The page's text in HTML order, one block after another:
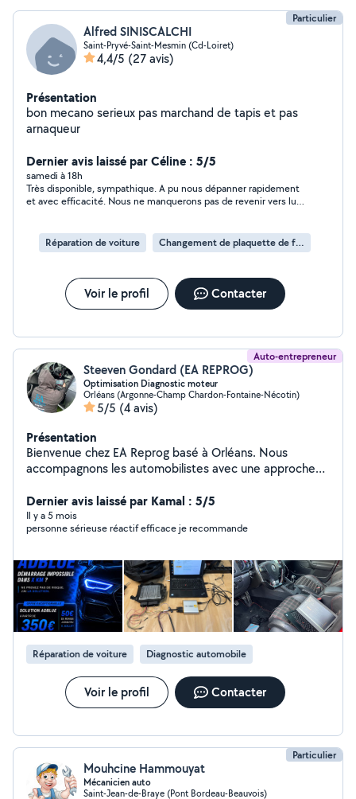
Particulier
Alfred SINISCALCHI
Saint-Pryvé-Saint-Mesmin (Cd-Loiret)
4,4/5 (27 avis)
Présentation
bon mecano serieux pas marchand de tapis et pas
arnaqueur
Dernier avis laissé par Céline : 5/5
samedi à 18h
Très disponible, sympathique. A pu nous dépanner rapidement
et avec efficacité. Nous ne manquerons pas de revenir vers lui
Réparation de voiture Changement de plaquette de frein
Voir le profil Contacter
Auto-entrepreneur
Steeven Gondard (EA REPROG)
Optimisation Diagnostic moteur
Orléans (Argonne-Champ Chardon-Fontaine-Nécotin)
5/5 (4 avis)
Présentation
Bienvenue chez EA Reprog basé à Orléans. Nous
accompagnons les automobilistes avec une approche
électronique, l'optimisation du fonctionnement moteur
et la fiabilité à long terme. Chaque intervention est
précédée d'une analyse complète du véhicule afin de
constructeur et de l'usage du client. Transparence,
pédagogie et satisfaction client sont au cœur de notre
démarche.
Dernier avis laissé par Kamal : 5/5
Il y a 5 mois
personne sérieuse réactif efficace je recommande
Réparation de voiture Diagnostic automobile
Voir le profil Contacter
Particulier
Mouhcine Hammouyat
Mécanicien auto
Saint-Jean-de-Braye (Pont Bordeau-Beauvois)